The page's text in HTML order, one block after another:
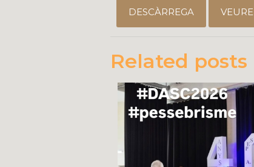
DESCÀRREGA VEURE
Related posts